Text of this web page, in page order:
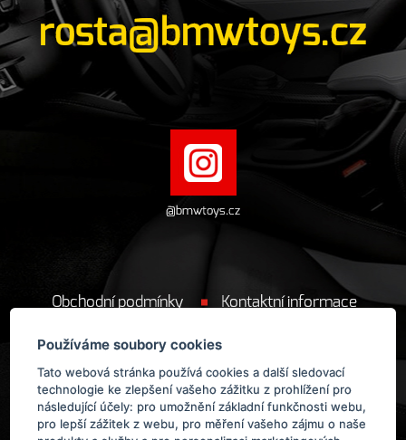
Používáme soubory cookies
Tato webová stránka používá cookies a další sledovací
technologie ke zlepšení vašeho zážitku z prohlížení pro
následující účely: pro umožnění základní funkčnosti webu,
pro lepší zážitek z webu, pro měření vašeho zájmu o naše
rosta@bmwtoys.cz
@bmwtoys.cz
Obchodní podmínky Kontaktní informace
Cookie